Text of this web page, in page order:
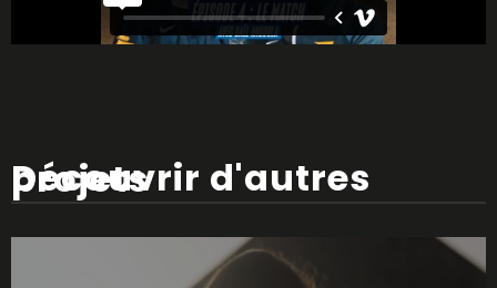
Découvrir d'autres projets